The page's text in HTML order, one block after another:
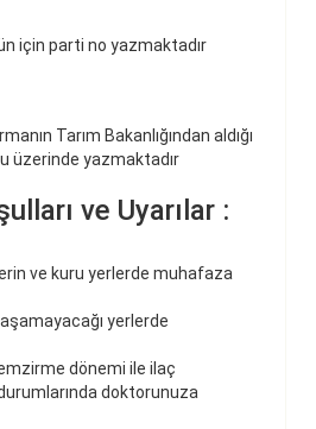
için parti no yazmaktadır
Tarım Bakanlığından aldığı
üzerinde yazmaktadır
ve Uyarılar :
ve kuru yerlerde muhafaza
yerlerde
dönemi ile ilaç
doktorunuza